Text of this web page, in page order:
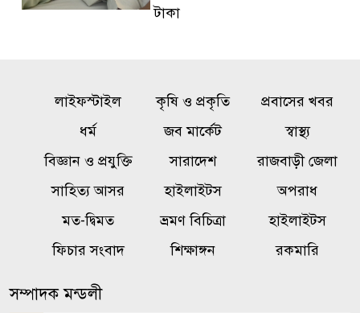
টাকা
ফারুকীর
সাকিবকে দেশে ফেরানো নিয়ে
আগের অবস্থান থেকে সরে গেলেন
ক্রীড়া প্রতিমন্ত্রী
রাষ্ট্রের গুরুত্বপূর্ণ ব্যক্তিদের নিয়ে
লাইফস্টাইল কৃষি ও প্রকৃতি
প্রবাসের খবর
ধর্ম
জব মার্কেট
স্বাস্থ্য
বিজ্ঞান ও প্রযুক্তি
সারাদেশ
রাজবাড়ী জেলা
সাহিত্য আসর
হাইলাইটস
অপরাধ
মত-দ্বিমত
ভ্রমণ বিচিত্রা
হাইলাইটস
ফিচার সংবাদ
শিক্ষাঙ্গন রকমারি
সম্পাদক মন্ডলী